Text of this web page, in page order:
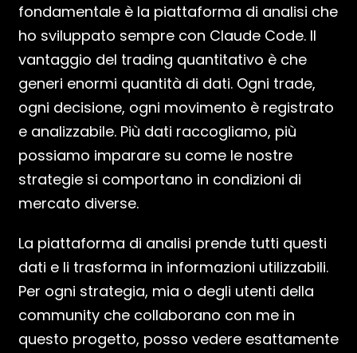
fondamentale è la piattaforma di analisi che
ho sviluppato sempre con Claude Code. Il
vantaggio del trading quantitativo è che
generi enormi quantità di dati. Ogni trade,
ogni decisione, ogni movimento è registrato
e analizzabile. Più dati raccogliamo, più
possiamo imparare su come le nostre
strategie si comportano in condizioni di
mercato diverse.
La piattaforma di analisi prende tutti questi
dati e li trasforma in informazioni utilizzabili.
Per ogni strategia, mia o degli utenti della
community che collaborano con me in
questo progetto, posso vedere esattamente